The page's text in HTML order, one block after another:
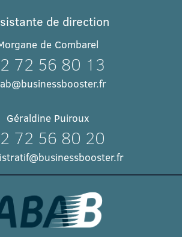
de direction
de Combarel
72 56 80 13
Géraldine Puiroux
72 56 80 20